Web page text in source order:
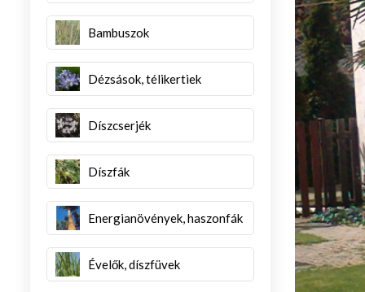
Bambuszok
Dézsások, télikertiek
Díszcserjék
Díszfák
Energianövények, haszonfák
Évelők, díszfüvek